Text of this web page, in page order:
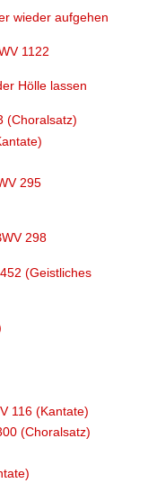
wieder aufgehen
1122
Hölle lassen
(Choralsatz)
295
298
(Geistliches
116 (Kantate)
(Choralsatz)